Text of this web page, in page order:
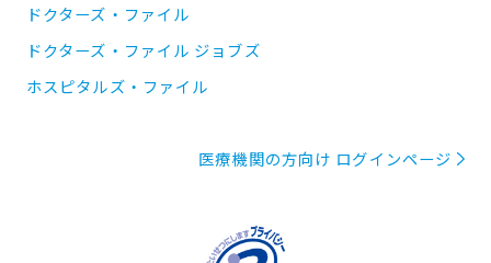
ドクターズ・ファイル
ドクターズ・ファイル ジョブズ
ホスピタルズ・ファイル
医療機関の方向け ログインページ